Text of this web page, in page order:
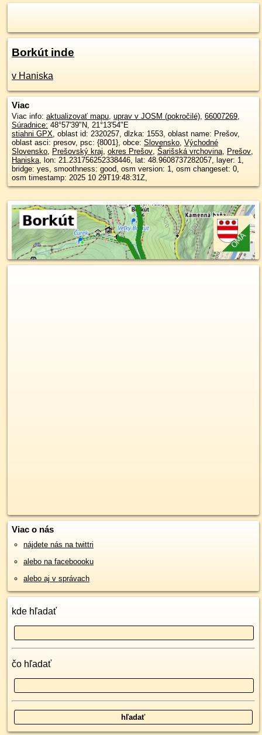
Borkút inde
v Haniska
Viac
Viac info: aktualizovať mapu, uprav v JOSM (pokročilé), 66007269,
Súradnice: 48°57'39"N, 21°13'54"E
stiahni GPX, oblast id: 2320257, dlzka: 1553, oblast name: Prešov,
oblast asci: presov, psc: {8001}, obce: Slovensko, Východné
Slovensko, Prešovský kraj, okres Prešov, Šarišská vrchovina, Prešov,
Haniska, lon: 21.231756252338446, lat: 48.9608737282057, layer: 1,
bridge: yes, smoothness: good, osm version: 1, osm changeset: 0,
osm timestamp: 2025 10 29T19:48:31Z,
Viac o nás
nájdete nás na twittri
alebo na faceboooku
alebo aj v správach
kde hľadať
čo hľadať